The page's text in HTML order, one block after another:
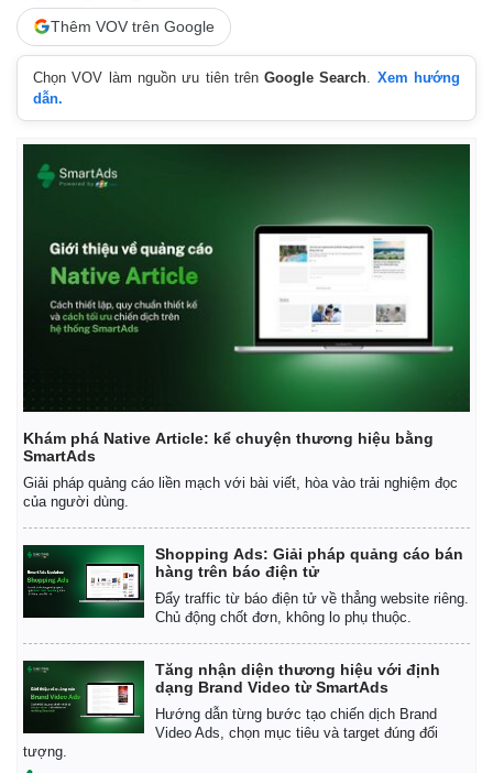
Thêm VOV trên Google
Chọn VOV làm nguồn ưu tiên trênGoogle Search
Xem hướng
dẫn.
Khám phá Native Article: kể chuyện thương hiệu bằng
SmartAds
Giải pháp quảng cáo liền mạch với bài viết, hòa vào trải nghiệm đọc
của người dùng.
Shopping Ads: Giải pháp quảng cáo bán
hàng trên báo điện tử
Đẩy traffic từ báo điện tử về thẳng website riêng.
Chủ động chốt đơn, không lo phụ thuộc.
Tăng nhận diện thương hiệu với định
dạng Brand Video từ SmartAds
Hướng dẫn từng bước tạo chiến dịch Brand
Video Ads, chọn mục tiêu và target đúng đối
tượng.